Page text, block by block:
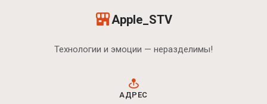
Apple_STV
Технологии и эмоции — неразделимы!
АДРЕС